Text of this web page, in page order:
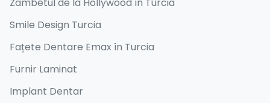
Zâmbetul de la Hollywood în Turcia
Smile Design Turcia
Fațete Dentare Emax în Turcia
Furnir Laminat
Implant Dentar